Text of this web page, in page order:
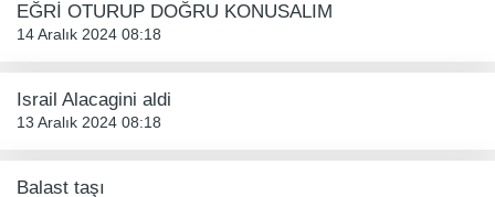
EĞRİ OTURUP DOĞRU KONUSALIM
14 Aralık 2024 08:18
Israil Alacagini aldi
13 Aralık 2024 08:18
Balast taşı